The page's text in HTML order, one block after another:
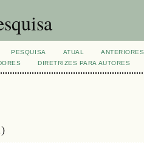
PESQUISA ATUAL ANTERIORES
DIRETRIZES PARA AUTORES